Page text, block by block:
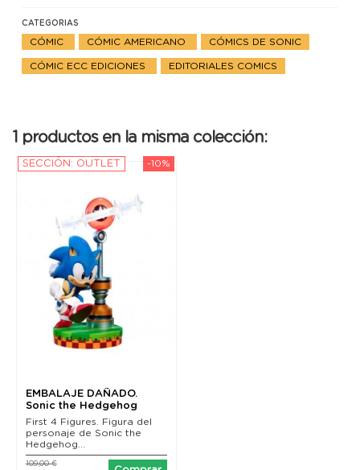
CATEGORIAS
CÓMIC CÓMIC AMERICANO CÓMICS DE SONIC
CÓMIC ECC EDICIONES EDITORIALES COMICS
1 productos en la misma colección:
-10%
SECCIÓN: OUTLET
EMBALAJE DAÑADO.
Sonic the Hedgehog
Estatua Sonic Collector's...
First 4 Figures. Figura del
personaje de Sonic the
Hedgehog...
109,00 €